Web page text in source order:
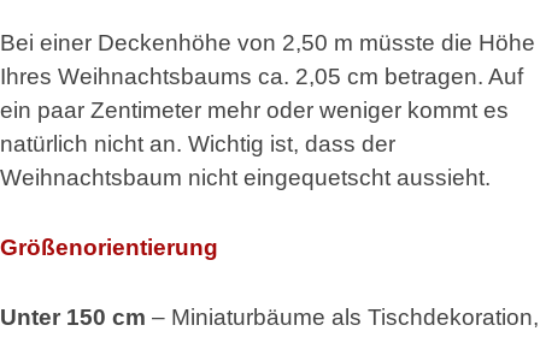
Bei einer Deckenhöhe von 2,50 m müsste die Höhe
Ihres Weihnachtsbaums ca. 2,05 cm betragen. Auf
ein paar Zentimeter mehr oder weniger kommt es
natürlich nicht an. Wichtig ist, dass der
Weihnachtsbaum nicht eingequetscht aussieht.
Größenorientierung
Unter 150 cm – Miniaturbäume als Tischdekoration,